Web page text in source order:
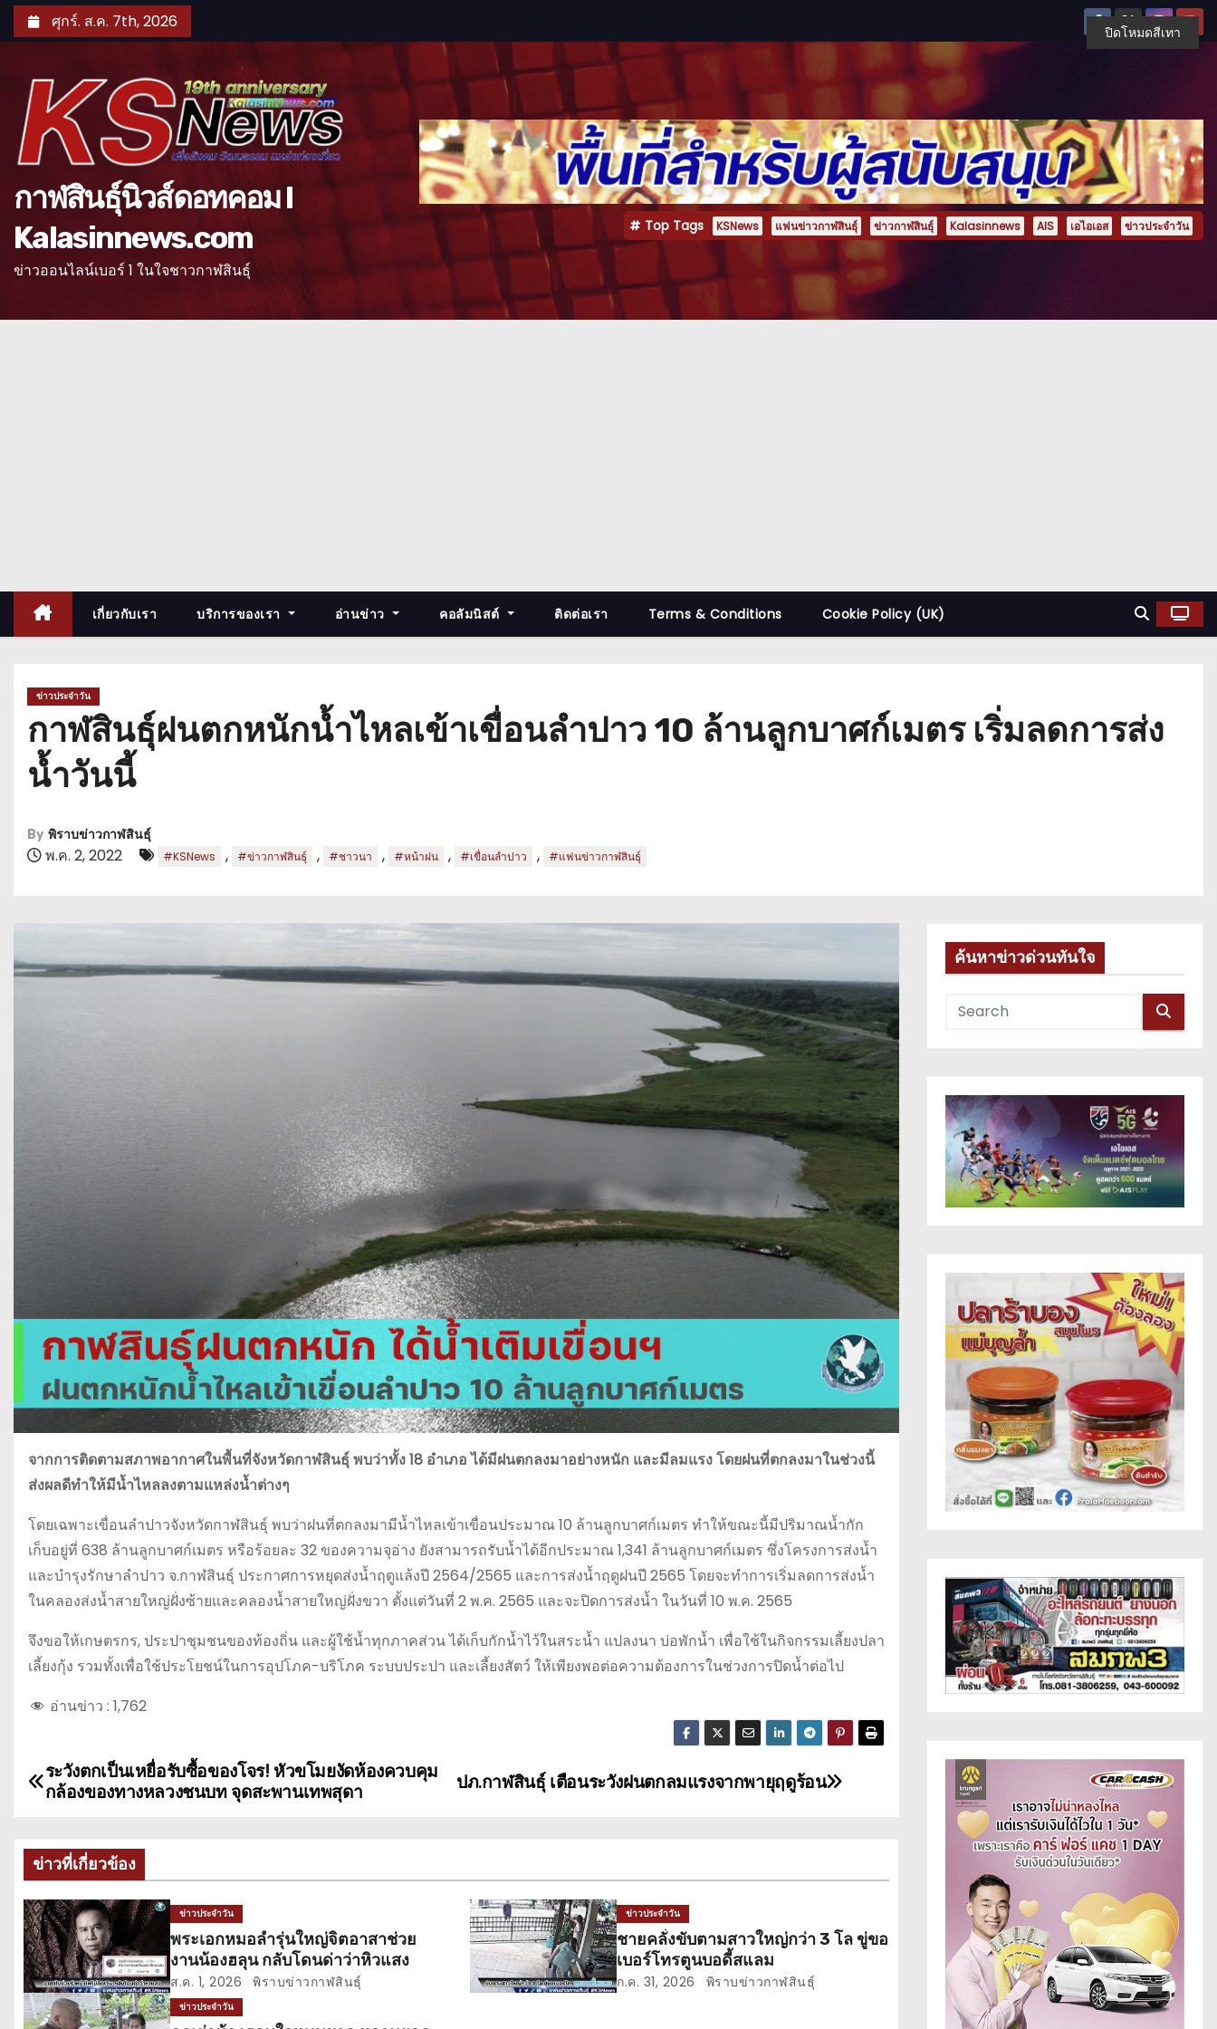
k
t
ศุกร์. ส.ค. 7th, 2026
กาฬสินธุ์นิวส์ดอทคอม l
Kalasinnews.com
ข่าวออนไลน์เบอร์ 1 ในใจชาวกาฬสินธุ์
Top Tags KSNews แฟนข่าวกาฬสินธุ์ ข่าวกาฬสินธุ์ Kalasinnews AIS เอไอเอส ข่าวประจำวัน
เกี่ยวกับเรา บริการของเรา อ่านข่าว คอลัมนิสต์ ติดต่อเรา Terms & Conditions Cookie Policy (UK)
ข่าวประจำวัน
กาฬสินธุ์ฝนตกหนักน้ำไหลเข้าเขื่อนลำปาว 10 ล้านลูกบาศก์เมตร เริ่มลดการส่ง
น้ำวันนี้
By พิราบข่าวกาฬสินธุ์
พ.ค. 2, 2022 #KSNews , #ข่าวกาฬสินธุ์ , #ชาวนา , #หน้าฝน , #เขื่อนลำปาว , #แฟนข่าวกาฬสินธุ์
จากการติดตามสภาพอากาศในพื้นที่จังหวัดกาฬสินธุ์ พบว่าทั้ง 18 อำเภอ ได้มีฝนตกลงมาอย่างหนัก และมีลมแรง โดยฝนที่ตกลงมาในช่วงนี้
ส่งผลดีทำให้มีน้ำไหลลงตามแหล่งน้ำต่างๆ
โดยเฉพาะเขื่อนลำปาวจังหวัดกาฬสินธุ์ พบว่าฝนที่ตกลงมามีน้ำไหลเข้าเขื่อนประมาณ 10 ล้านลูกบาศก์เมตร ทำให้ขณะนี้มีปริมาณน้ำกัก
เก็บอยู่ที่ 638 ล้านลูกบาศก์เมตร หรือร้อยละ 32 ของความจุอ่าง ยังสามารถรับน้ำได้อีกประมาณ 1,341 ล้านลูกบาศก์เมตร ซึ่งโครงการส่งน้ำ
และบำรุงรักษาลำปาว จ.กาฬสินธุ์ ประกาศการหยุดส่งน้ำฤดูแล้งปี 2564/2565 และการส่งน้ำฤดูฝนปี 2565 โดยจะทำการเริ่มลดการส่งน้ำ
ในคลองส่งน้ำสายใหญ่ฝั่งซ้ายและคลองน้ำสายใหญ่ฝั่งขวา ตั้งแต่วันที่ 2 พ.ค. 2565 และจะปิดการส่งน้ำ ในวันที่ 10 พ.ค. 2565
จึงขอให้เกษตรกร, ประปาชุมชนของท้องถิ่น และผู้ใช้น้ำทุกภาคส่วน ได้เก็บกักน้ำไว้ในสระน้ำ แปลงนา บ่อพักน้ำ เพื่อใช้ในกิจกรรมเลี้ยงปลา
เลี้ยงกุ้ง รวมทั้งเพื่อใช้ประโยชน์ในการอุปโภค-บริโภค ระบบประปา และเลี้ยงสัตว์ ให้เพียงพอต่อความต้องการในช่วงการปิดน้ำต่อไป
อ่านข่าว : 1,762
แ
ะ
แ
น
ว
เ
ปภ.กาฬสินธุ์ เตือนระวังฝนตกลมแรงจากพายุฤดูร้อน
ระวังตกเป็นเหยื่อรับซื้อของโจร! หัวขโมยงัดห้องควบคุม
กล้องของทางหลวงชนบท จุดสะพานเทพสุดา
ข่าวที่เกี่ยวข้อง
ข่าวประจำวัน
พระเอกหมอลำรุ่นใหญ่จิตอาสาช่วย
งานน้องฮลุน กลับโดนด่าว่าหิวแสง
ส.ค. 1, 2026 พิราบข่าวกาฬสินธุ์
ข่าวประจำวัน
ชายคลั่งขับตามสาวใหญ่กว่า 3 โล ขู่ขอ
เบอร์โทรตูนบอดี้สแลม
ก.ค. 31, 2026 พิราบข่าวกาฬสินธุ์
ข่าวประจำวัน
ค้นหาข่าวด่วนทันใจ
ปิดโหมดสีเทา